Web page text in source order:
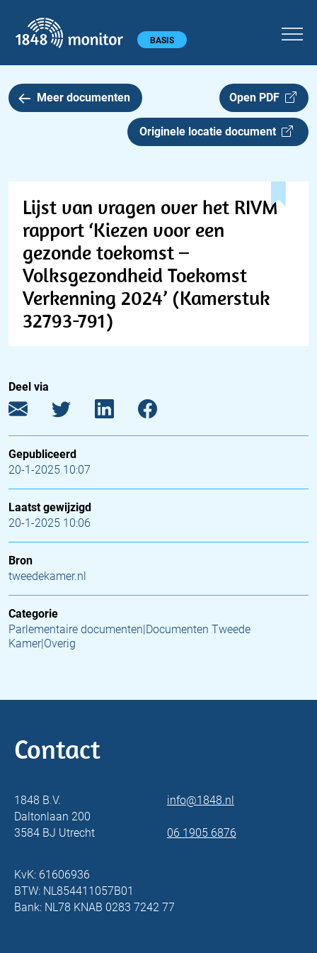
Hoofdmenu BASIS
Meer documenten Open PDF
Originele locatie document
Lijst van vragen over het RIVM
rapport ‘Kiezen voor een
gezonde toekomst –
Volksgezondheid Toekomst
Verkenning 2024’ (Kamerstuk
32793-791)
Deel via
Gepubliceerd
20-1-2025 10:07
Laatst gewijzigd
20-1-2025 10:06
Bron
tweedekamer.nl
Categorie
Parlementaire documenten|Documenten Tweede
Kamer|Overig
Contact
1848 B.V.
Daltonlaan 200
3584 BJ Utrecht
info@1848.nl
06 1905 6876
KvK: 61606936
BTW: NL854411057B01
Bank: NL78 KNAB 0283 7242 77